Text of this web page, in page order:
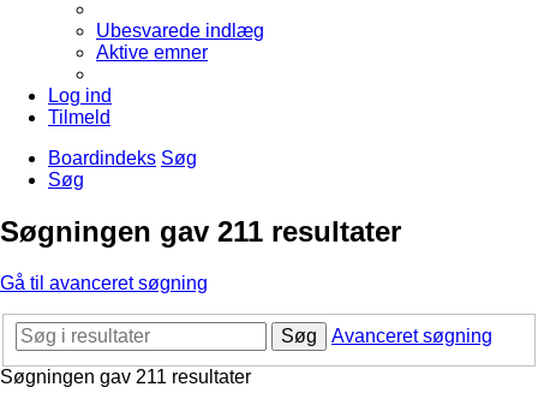
Ubesvarede indlæg
Aktive emner
Log ind
Tilmeld
Boardindeks Søg
Søg
Søgningen gav 211 resultater
Gå til avanceret søgning
Søg
Avanceret søgning
Søgningen gav 211 resultater